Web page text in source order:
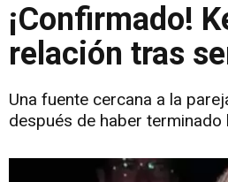
¡Confirmado!
relación tras
Una fuente cercana a la
después de haber terminado